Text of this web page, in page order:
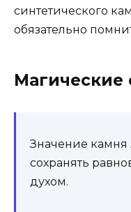
синтетического
обязательно
Магические
Значение
сохранять
духом.